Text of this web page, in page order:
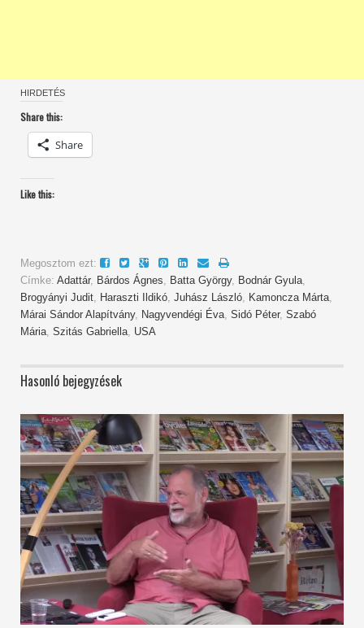
HIRDETÉS
Share this:
Share
Like this:
Megosztom ezt:
Címke: Adattár, Bárdos Ágnes, Batta György, Bodnár Gyula,
Brogyányi Judit, Haraszti Ildikó, Juhász László, Kamoncza Márta,
Márai Sándor Alapítvány, Nagyvendégi Éva, Sidó Péter, Szabó
Mária, Szitás Gabriella, USA
Hasonló bejegyzések